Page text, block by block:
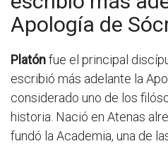
Apología de
Platónfue el principal
escribió más adelante la
considerado uno de los
historia. Nació en Atenas
fundó la Academia, una de